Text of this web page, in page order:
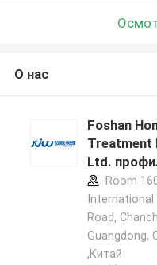
О нас
Foshan
Treatment
Ltd.
Room
International
Road,
Guangdong,
,Китай